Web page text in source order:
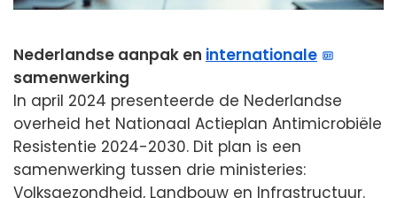
Nederlandse aanpak en internationale
samenwerking
In april 2024 presenteerde de Nederlandse
overheid het Nationaal Actieplan Antimicrobiële
Resistentie 2024-2030. Dit plan is een
samenwerking tussen drie ministeries:
Volksgezondheid, Landbouw en Infrastructuur.